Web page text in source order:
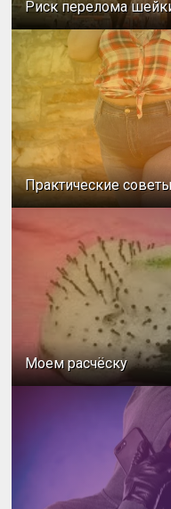
Риск перелома
Практические
Моем расчёску